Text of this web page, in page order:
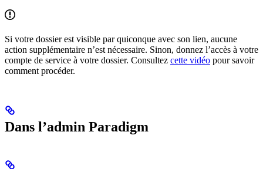
Si votre dossier est visible par quiconque avec son lien, aucune
action supplémentaire n’est nécessaire. Sinon, donnez l’accès à votre
compte de service à votre dossier. Consultez cette vidéo pour savoir
comment procéder.
Dans l’admin Paradigm